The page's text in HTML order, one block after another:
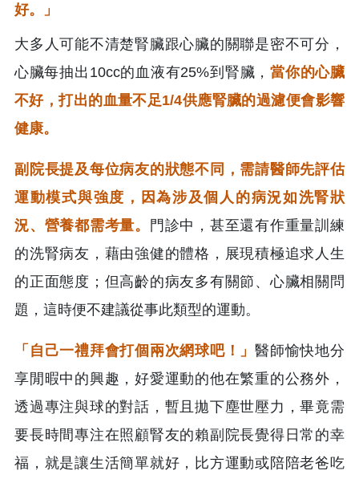
好。」
大多人可能不清楚腎臟跟心臟的關聯是密不可分，
心臟每抽出10cc的血液有25%到腎臟，當你的心臟
不好，打出的血量不足1/4供應腎臟的過濾便會影響
健康。
副院長提及每位病友的狀態不同，需請醫師先評估
運動模式與強度，因為涉及個人的病況如洗腎狀
況、營養都需考量。
門診中，甚至還有作重量訓練
的洗腎病友，藉由強健的體格，展現積極追求人生
的正面態度；但高齡的病友多有關節、心臟相關問
題，這時便不建議從事此類型的運動。
「自己一禮拜會打個兩次網球吧！」醫師愉快地分
享閒暇中的興趣，好愛運動的他在繁重的公務外，
透過專注與球的對話，暫且拋下塵世壓力，畢竟需
要長時間專注在照顧腎友的賴副院長覺得日常的幸
福，就是讓生活簡單就好，比方運動或陪陪老爸吃